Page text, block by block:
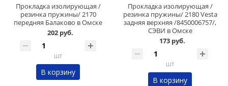
Прокладка изолирующая /
резинка пружины/ 2170
передняя Балаково в Омске
202 руб.
шт
В корзину
Прокладка изолирующая /
резинка пружины/ 2180 Vesta
задняя верхняя /8450006757/,
СЭВИ в Омске
173 руб.
шт
В корзину